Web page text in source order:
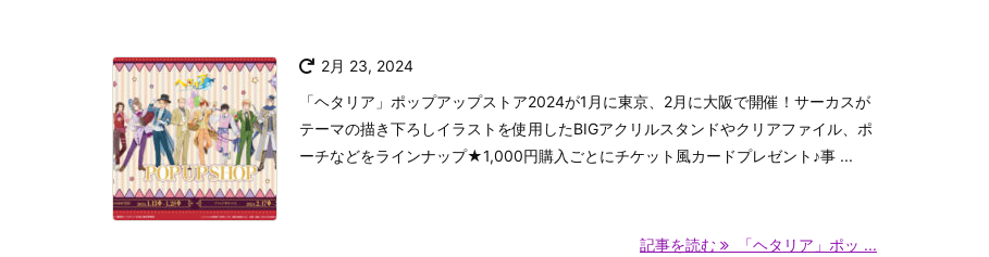
2月 23, 2024
「ヘタリア」ポップアップストア2024が1月に東京、2月に大阪で開催！サーカスが
テーマの描き下ろしイラストを使用したBIGアクリルスタンドやクリアファイル、ポ
ーチなどをラインナップ★1,000円購入ごとにチケット風カードプレゼント♪事 ...
記事を読む 「ヘタリア」ポッ ...